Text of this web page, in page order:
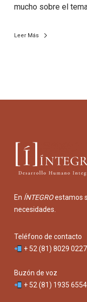
mucho sobre el
Leer Más
En ÍNTEGROestamos
necesidades.
Teléfono de contacto
+ 52 (81) 8029 0227
Buzón de voz
+ 52 (81) 1935 6554